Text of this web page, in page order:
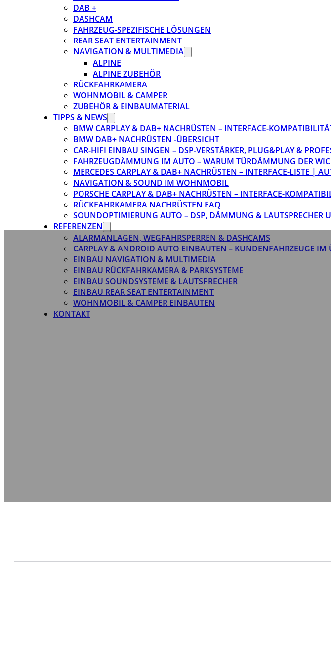
DAB +
DASHCAM
FAHRZEUG-SPEZIFISCHE LÖSUNGEN
REAR SEAT ENTERTAINMENT
NAVIGATION & MULTIMEDIA
ALPINE
ALPINE ZUBEHÖR
RÜCKFAHRKAMERA
WOHNMOBIL & CAMPER
ZUBEHÖR & EINBAUMATERIAL
TIPPS & NEWS
BMW CARPLAY & DAB+ NACHRÜSTEN – INTERFACE-
BMW DAB+ NACHRÜSTEN -ÜBERSICHT
CAR-HIFI EINBAU SINGEN – DSP-VERSTÄRKER, PLUG&PLAY &
FAHRZEUGDÄMMUNG IM AUTO – WARUM TÜRDÄMMUNG DER
MERCEDES CARPLAY & DAB+ NACHRÜSTEN – INTERFACE-LISTE |
NAVIGATION & SOUND IM WOHNMOBIL
PORSCHE CARPLAY & DAB+ NACHRÜSTEN – INTERFACE-
RÜCKFAHRKAMERA NACHRÜSTEN FAQ
SOUNDOPTIMIERUNG AUTO – DSP, DÄMMUNG & LAUTSPRECHER
REFERENZEN
ALARMANLAGEN, WEGFAHRSPERREN & DASHCAMS
CARPLAY & ANDROID AUTO EINBAUTEN – KUNDENFAHRZEUGE IM
EINBAU NAVIGATION & MULTIMEDIA
EINBAU RÜCKFAHRKAMERA & PARKSYSTEME
EINBAU SOUNDSYSTEME & LAUTSPRECHER
EINBAU REAR SEAT ENTERTAINMENT
WOHNMOBIL & CAMPER EINBAUTEN
KONTAKT